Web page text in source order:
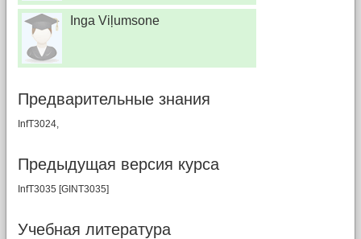
Inga Viļumsone
Предварительные знания
InfT3024,
Предыдущая версия курса
InfT3035 [GINT3035]
Учебная литературa